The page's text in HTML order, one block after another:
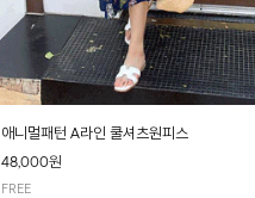
애니멀패턴 A라인 쿨셔츠원피스
48,000원
FREE